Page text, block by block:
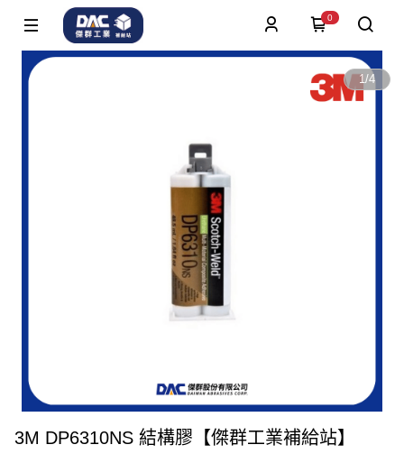
0
1/4
3M DP6310NS 結構膠【傑群工業補給站】